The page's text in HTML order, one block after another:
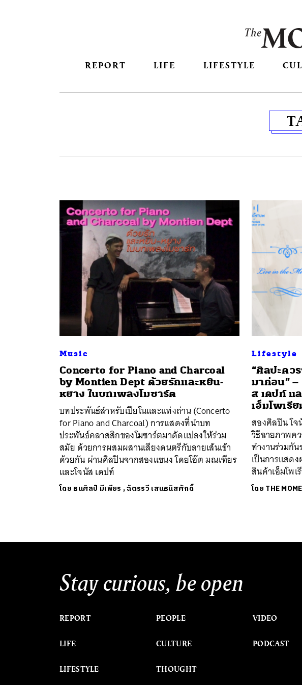
REPORT LIFE LIFESTYLE
Music
Concerto for Piano and Charcoal
by Montien Dept ด้วยรักและหยิน-
หยาง ในบทเพลงโมซาร์ต
บทประพันธ์สำหรับเปียโนและแท่งถ่าน (Concerto
for Piano and Charcoal) การแสดงที่นำบท
ประพันธ์คลาสสิกของโมซาร์ตมาดัดแปลงให้ร่วม
สมัย ด้วยการผสมผสานเสียงดนตรีกับลายเส้นเข้า
ด้วยกัน ผ่านศิลปินจากสองแขนง โดยโอ๊ต มณเฑียร
และโจนัส เดปท์
โดย ธนศิลป์ มีเพียร ,ฉัตรรวี เสนธนิสศักดิ์
Lifestyle
“ศิลปะคว
มาก่อน”
ส เดปท์ แ
เอ็มโพเรีย
สองศิลปิน โจ
วิธีฉายภาพค
ทำงานร่วมกัน
เป็นการแสด
สินค้าเอ็มโพเ
โดย THE
Stay curious, be open
REPORT
LIFE
LIFESTYLE
PEOPLE
CULTURE
THOUGHT
VIDEO
PODCAST